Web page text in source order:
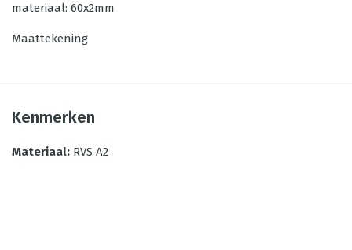
materiaal: 60x2mm
Maattekening
Kenmerken
Materiaal: RVS A2